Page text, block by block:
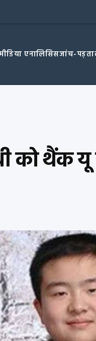
एनालिसिसजांच-
को थैंक